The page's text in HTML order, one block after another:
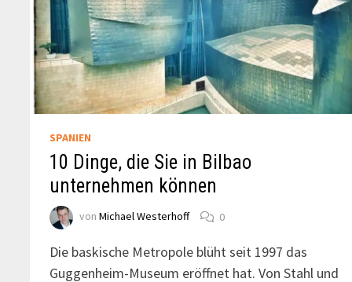
SPANIEN
10 Dinge, die Sie in Bilbao
unternehmen können
vonMichael Westerhoff 0
Die baskische Metropole blüht seit 1997 das
Guggenheim-Museum eröffnet hat. Von Stahl und